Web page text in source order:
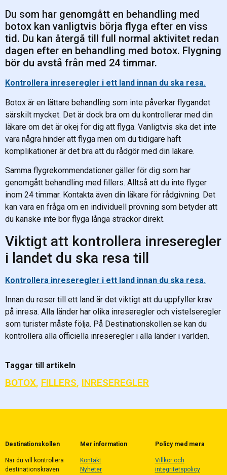
Du som har genomgått en behandling med
botox kan vanligtvis börja flyga efter en viss
tid. Du kan återgå till full normal aktivitet redan
dagen efter en behandling med botox. Flygning
bör du avstå från med 24 timmar.
Kontrollera inreseregler i ett land innan du ska resa.
Botox är en lättare behandling som inte påverkar flygandet
särskilt mycket. Det är dock bra om du kontrollerar med din
läkare om det är okej för dig att flyga. Vanligtvis ska det inte
vara några hinder att flyga men om du tidigare haft
komplikationer är det bra att du rådgör med din läkare.
Samma flygrekommendationer gäller för dig som har
genomgått behandling med fillers. Alltså att du inte flyger
inom 24 timmar. Kontakta även din läkare för rådgivning. Det
kan vara en fråga om en individuell prövning som betyder att
du kanske inte bör flyga långa sträckor direkt.
Viktigt att kontrollera inreseregler
i landet du ska resa till
Kontrollera inreseregler i ett land innan du ska resa.
Innan du reser till ett land är det viktigt att du uppfyller krav
på inresa. Alla länder har olika inreseregler och vistelseregler
som turister måste följa. På Destinationskollen.se kan du
kontrollera alla officiella inreseregler i alla länder i världen.
Taggar till artikeln
BOTOX, FILLERS, INRESEREGLER
Destinationskollen
När du vill kontrollera
destinationskraven
Mer information
Kontakt
Nyheter
Policy med mera
Villkor och
integritetspolicy